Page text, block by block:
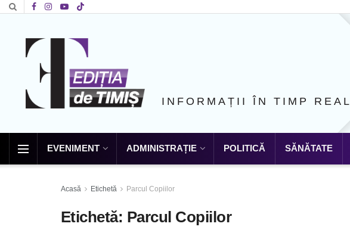
INFORMAȚII ÎN TIMP REAL
EVENIMENT ADMINISTRAȚIE POLITICĂ SĂNĂTATE
Acasă Etichetă Parcul Copiilor
Etichetă: Parcul Copiilor